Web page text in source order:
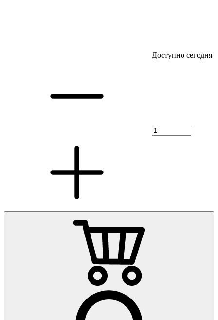
Доступно сегодня